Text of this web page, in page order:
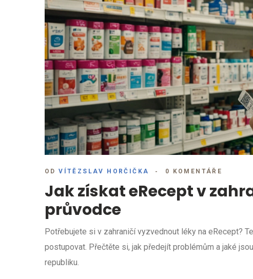
ODVÍTĚZSLAV HORČIČKA 0 KOMENTÁŘE
Jak získat eRecept v
průvodce
Potřebujete si v zahraničí vyzvednout léky na eRecept?
postupovat. Přečtěte si, jak předejít problémům a jaké
republiku.